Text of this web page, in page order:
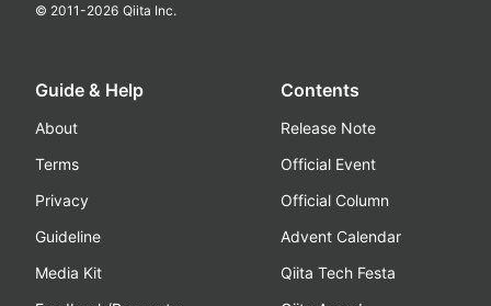
© 2011-2026 Qiita Inc.
Guide & Help
About
Terms
Privacy
Guideline
Media Kit
Contents
Release Note
Official Event
Official Column
Advent Calendar
Qiita Tech Festa